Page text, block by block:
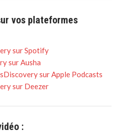
vos plateformes
sur Spotify
sur Ausha
sur Apple Podcasts
sur Deezer
: